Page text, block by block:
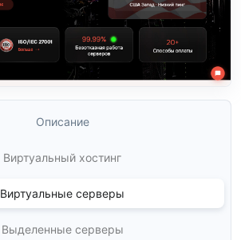
Описание
Виртуальный хостинг
Виртуальные серверы
Выделенные серверы